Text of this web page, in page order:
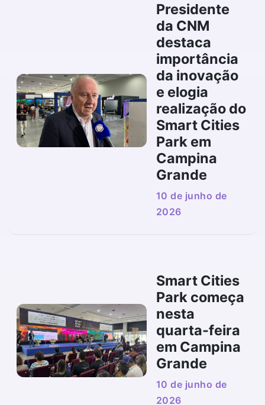
Presidente
da CNM
destaca
importância
da inovação
e elogia
realização do
Smart Cities
Park em
Campina
Grande
10 de junho de
2026
Smart Cities
Park começa
nesta
quarta-feira
em Campina
Grande
10 de junho de
2026